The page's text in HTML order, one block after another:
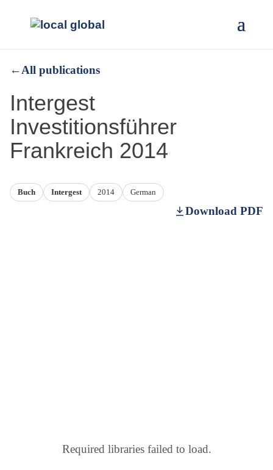
←All publications
Intergest
Investitionsführer
Frankreich 2014
Buch Intergest 2014 German
Download PDF
Required libraries failed to load.